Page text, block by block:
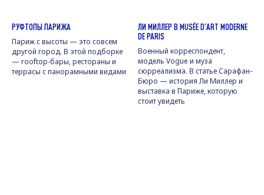
РУФТОПЫ ПАРИЖА
Париж с высоты — это совсем
другой город. В этой подборке
— rooftop-бары, рестораны и
террасы с панорамными видами
ЛИ МИЛЛЕР В MUSÉE D’ART MODERNE
DE PARIS
Военный корреспондент,
модель Vogue и муза
сюрреализма. В статье Сарафан-
Бюро — история Ли Миллер и
выставка в Париже, которую
стоит увидеть